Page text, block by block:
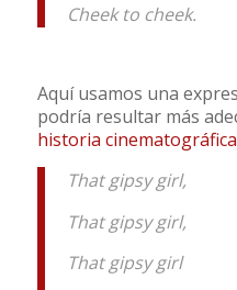
Cheek to cheek.
Aquí usamos una
podría resultar más
historia cinematográfica
That gipsy girl,
That gipsy girl,
That gipsy girl